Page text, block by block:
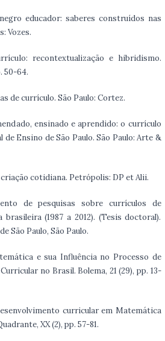
educador: saberes construídos nas
Vozes.
recontextualização e hibridismo.
50-64.
de currículo. São Paulo: Cortez.
ensinado e aprendido: o currículo
Ensino de São Paulo. São Paulo: Arte &
cotidiana. Petrópolis: DP et Alii.
de pesquisas sobre currículos de
(1987 a 2012). (Tesis doctoral).
São Paulo, São Paulo.
e sua Influência no Processo de
no Brasil. Bolema, 21 (29), pp. 13-
curricular em Matemática
XX (2), pp. 57-81.